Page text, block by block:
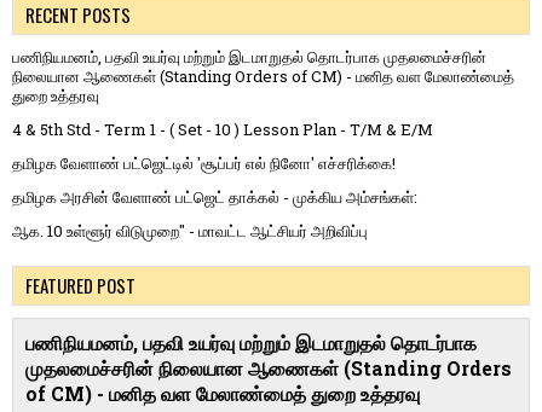
RECENT POSTS
பணிநியமனம், பதவி உயர்வு மற்றும் இடமாறுதல் தொடர்பாக முதலமைச்சரின்
நிலையான ஆணைகள் (Standing Orders of CM) - மனித வள மேலாண்மைத்
துறை உத்தரவு
4 & 5th Std - Term 1 - ( Set - 10 ) Lesson Plan - T/M & E/M
தமிழக வேளாண் பட்ஜெட்டில் 'சூப்பர் எல் நினோ' எச்சரிக்கை!
தமிழக அரசின் வேளாண் பட்ஜெட் தாக்கல் - முக்கிய அம்சங்கள்:
ஆக. 10 உள்ளூர் விடுமுறை" - மாவட்ட ஆட்சியர் அறிவிப்பு
FEATURED POST
பணிநியமனம், பதவி உயர்வு மற்றும் இடமாறுதல் தொடர்பாக
முதலமைச்சரின் நிலையான ஆணைகள் (Standing Orders
of CM) - மனித வள மேலாண்மைத் துறை உத்தரவு